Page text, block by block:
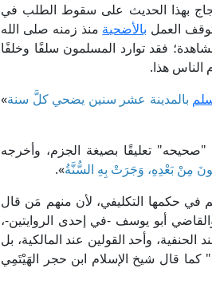
بهذا الحديث على سقوط الطلب في
العمل بالأضحية منذ زمنه صلى الله
فقد توارد المسلمون سلفًا وخلفًا
الناس هذا.
بالمدينة عشر سنين يضحي كلَّ سنة»
تعليقًا بصيغة الجزم، وأخرجه
مِنْ بَعْدِهِ، وَجَرَتْ بِهِ السُّنَّةُ».
في حكمها التكليفي، لأن منهم مَن قال
والقاضي أبو يوسف -في إحدى الروايتين-،
وأحد القولين عند المالكية، بل
قال شيخ الإسلام ابن حجر الهَيْتَمِي